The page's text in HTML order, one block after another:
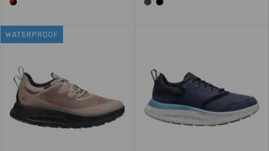
WATERPROOF